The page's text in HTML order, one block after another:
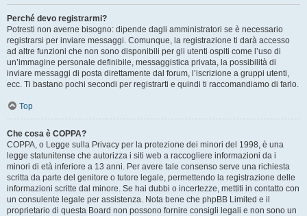
Perché devo registrarmi?
Potresti non averne bisogno: dipende dagli amministratori se è necessario
registrarsi per inviare messaggi. Comunque, la registrazione ti darà accesso
ad altre funzioni che non sono disponibili per gli utenti ospiti come l’uso di
un’immagine personale definibile, messaggistica privata, la possibilità di
inviare messaggi di posta direttamente dal forum, l’iscrizione a gruppi utenti,
ecc. Ti bastano pochi secondi per registrarti e quindi ti raccomandiamo di farlo.
Top
Che cosa è COPPA?
COPPA, o Legge sulla Privacy per la protezione dei minori del 1998, è una
legge statunitense che autorizza i siti web a raccogliere informazioni da i
minori di età inferiore a 13 anni. Per avere tale consenso serve una richiesta
scritta da parte del genitore o tutore legale, permettendo la registrazione delle
informazioni scritte dal minore. Se hai dubbi o incertezze, mettiti in contatto con
un consulente legale per assistenza. Nota bene che phpBB Limited e il
proprietario di questa Board non possono fornire consigli legali e non sono un